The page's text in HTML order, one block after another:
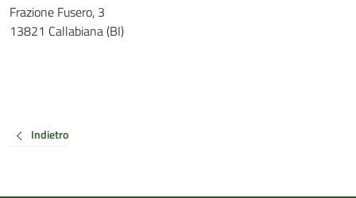
Frazione Fusero, 3
13821 Callabiana (BI)
Indietro